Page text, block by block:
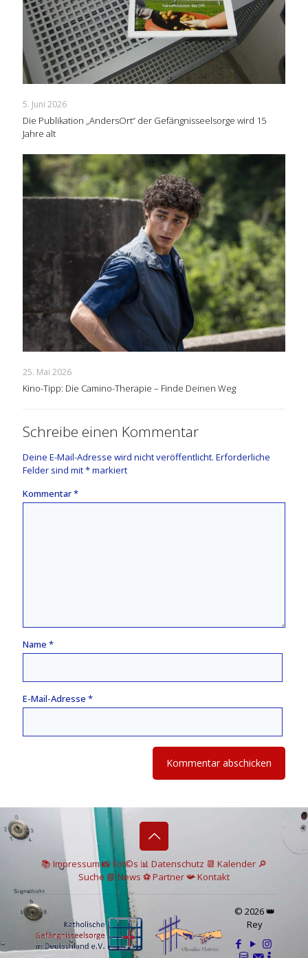
5. Juni 2026
Die Publikation „AndersOrt“ der Gefängnisseelsorge wird 15
Jahre alt
25. Mai 2026
Kino-Tipp: Die Camino-Therapie – Finde Deinen Weg
Schreibe einen Kommentar
Deine E-Mail-Adresse wird nicht veröffentlicht. Erforderliche
Felder sind mit*markiert
Kommentar*
Name *
E-Mail-Adresse *
📚 Impressum📸Fot©s 📊 Datenschutz 📆 Kalender 🔎
Suche 📘 News ⚽Partner📯Kontakt
© 2026 👑
Rey